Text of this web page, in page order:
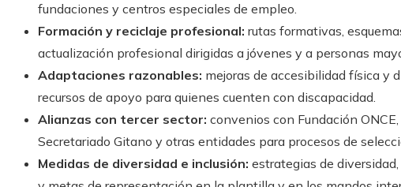
fundaciones y centros especiales de empleo.
Formación y reciclaje profesional: rutas formativas,
actualización profesional dirigidas a jóvenes y a personas
Adaptaciones razonables: mejoras de accesibilidad física y
recursos de apoyo para quienes cuenten con discapacidad.
Alianzas con tercer sector: convenios con Fundación
Secretariado Gitano y otras entidades para procesos de
Medidas de diversidad e inclusión: estrategias de